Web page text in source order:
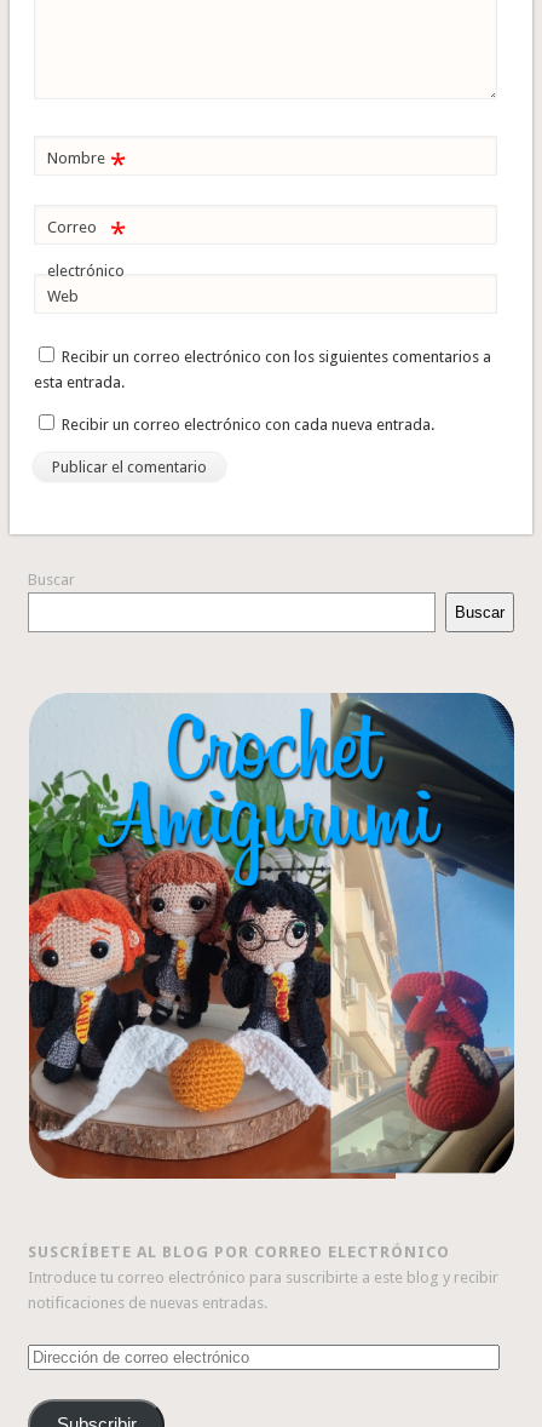
Nombre *
Correo
electrónico
*
Web
Recibir un correo electrónico con los siguientes comentarios a
esta entrada.
Recibir un correo electrónico con cada nueva entrada.
Buscar
Buscar
SUSCRÍBETE AL BLOG POR CORREO ELECTRÓNICO
Introduce tu correo electrónico para suscribirte a este blog y recibir
notificaciones de nuevas entradas.
Dirección
correo